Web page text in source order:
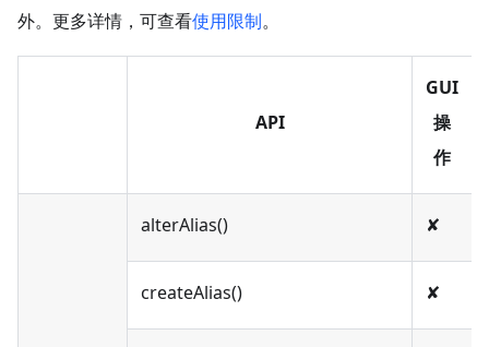
外。更多详情，可查看使用限制。
API
GUI
操
作
alterAlias() ✘
createAlias() ✘